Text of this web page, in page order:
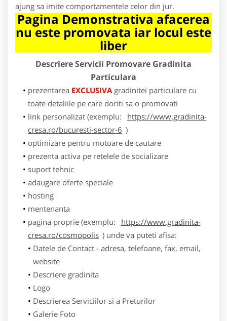
ajung sa imite comportamentele celor din jur.
Pagina Demonstrativa afacerea
nu este promovata iar locul este
liber
Descriere Servicii Promovare Gradinita
Particulara
prezentarea EXCLUSIVAgradinitei particulare cu
toate detaliile pe care doriti sa o promovati
link personalizat (exemplu:
https://www.gradinita-
cresa.ro/bucuresti-sector-6 )
optimizare pentru motoare de cautare
prezenta activa pe retelele de socializare
suport tehnic
adaugare oferte speciale
hosting
mentenanta
pagina proprie (exemplu:
https://www.gradinita-
cresa.ro/cosmopolis ) unde va puteti afisa:
Datele de Contact - adresa, telefoane, fax, email,
website
Descriere gradinita
Logo
Descrierea Serviciilor si a Preturilor
Galerie Foto